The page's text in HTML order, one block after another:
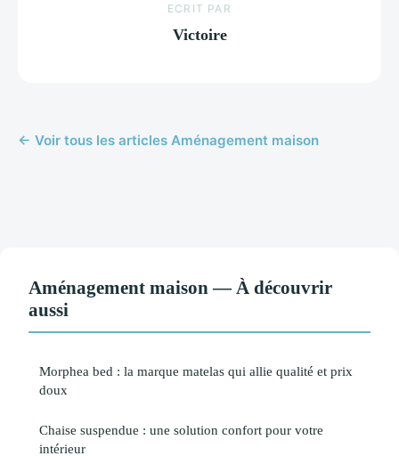
ECRIT PAR
Victoire
← Voir tous les articles Aménagement maison
Aménagement maison — À découvrir
aussi
Morphea bed : la marque matelas qui allie qualité et prix
doux
Chaise suspendue : une solution confort pour votre
intérieur